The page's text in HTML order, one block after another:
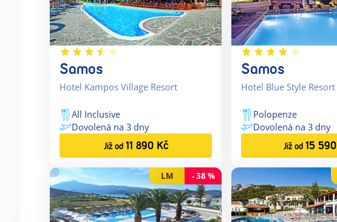
Samos
Hotel Kampos Village Resort
All Inclusive
Dovolená na 3 dny
Již od 11 890 Kč
Samos
Hotel Blue Style Resort
Polopenze
Dovolená na 3 dny
Již od 15 590
LM -38 %